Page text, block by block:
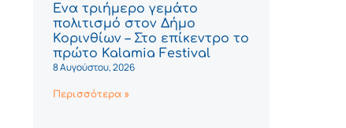
Ένα τριήμερο γεμάτο
πολιτισμό στον Δήμο
Κορινθίων – Στο επίκεντρο το
πρώτο Kalamia Festival
8 Αυγούστου, 2026
Περισσότερα »